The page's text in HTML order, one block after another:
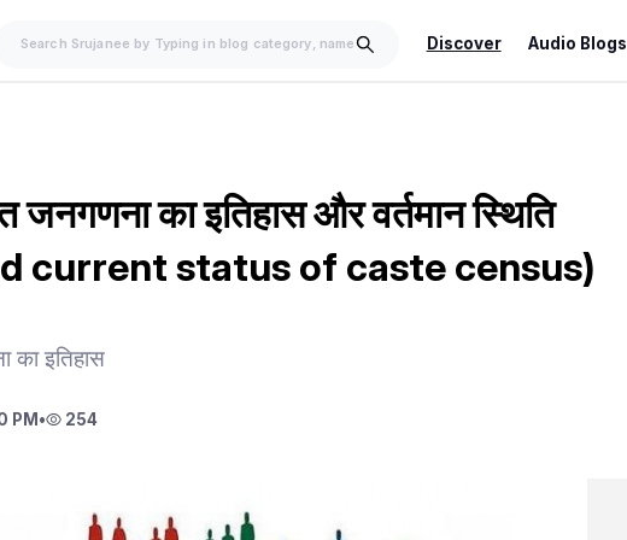
Discover Audio Blogs
जनगणना का इतिहास और वर्तमान स्थिति
current status of caste census)
का इतिहास
PM • 254